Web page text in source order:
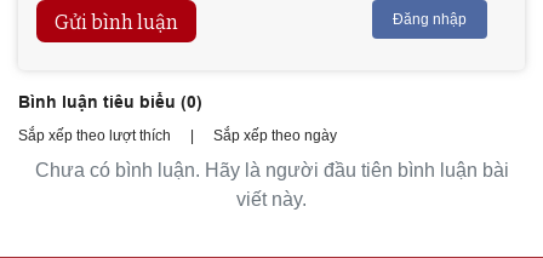
Gửi bình luận Đăng nhập
Bình luận tiêu biểu (0)
Sắp xếp theo lượt thích Sắp xếp theo ngày
Chưa có bình luận. Hãy là người đầu tiên bình luận bài
viết này.